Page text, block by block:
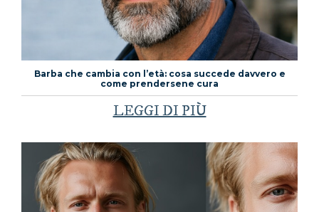
Barba che cambia con l’età: cosa succede davvero e
come prendersene cura
LEGGI DI PIÙ